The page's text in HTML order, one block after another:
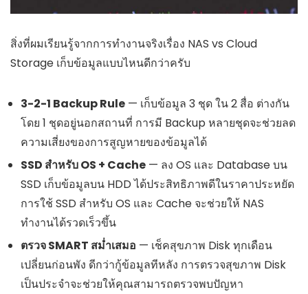
สิ่งที่ผมเรียนรู้จากการทำงานจริงเรื่อง NAS vs Cloud
Storage เก็บข้อมูลแบบไหนดีกว่าครับ
3-2-1 Backup Rule — เก็บข้อมูล 3 ชุด ใน 2 สื่อ ต่างกัน
โดย 1 ชุดอยู่นอกสถานที่ การมี Backup หลายชุดจะช่วยลด
ความเสี่ยงของการสูญหายของข้อมูลได้
SSD สำหรับ OS + Cache — ลง OS และ Database บน
SSD เก็บข้อมูลบน HDD ได้ประสิทธิภาพดีในราคาประหยัด
การใช้ SSD สำหรับ OS และ Cache จะช่วยให้ NAS
ทำงานได้รวดเร็วขึ้น
ตรวจ SMART สม่ำเสมอ — เช็คสุขภาพ Disk ทุกเดือน
เปลี่ยนก่อนพัง ดีกว่ากู้ข้อมูลทีหลัง การตรวจสุขภาพ Disk
เป็นประจำจะช่วยให้คุณสามารถตรวจพบปัญหา